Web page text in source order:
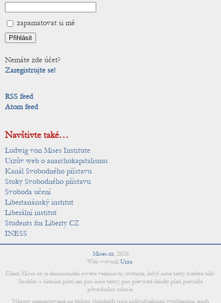
zapamatovat si mě
Nemáte zde účet?
Zaregistrujte se!
RSS feed
Atom feed
Navštivte také…
Ludwig von Mises Institute
Urzův web o anarchokapitalismu
Kanál Svobodného přístavu
Stoky Svobodného přístavu
Svoboda učení
Libertariánský institut
Liberální institut
Students for Liberty CZ
INESS
Mises.cz, 2026
Web vytvořil Urza.
Cílem Mises.cz je ekonomická osvěta veřejnosti; uvítáme, když naše texty budete šířit.
Souhlas s šířením platí jen pro naše texty; pro převzaté články platí pravidla
původního zdroje.
Názory prezentované na těchto stránkách jsou individuálními vyjádřeními jejich